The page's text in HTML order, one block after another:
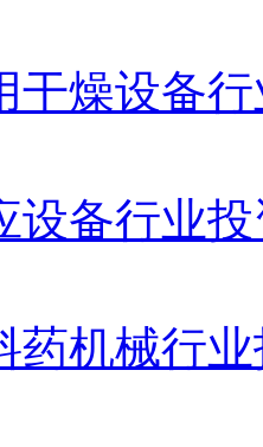
干燥设备
设备行业
药机械行